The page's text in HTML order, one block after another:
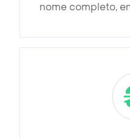
nome completo,